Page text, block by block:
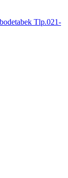
Tlp.021-